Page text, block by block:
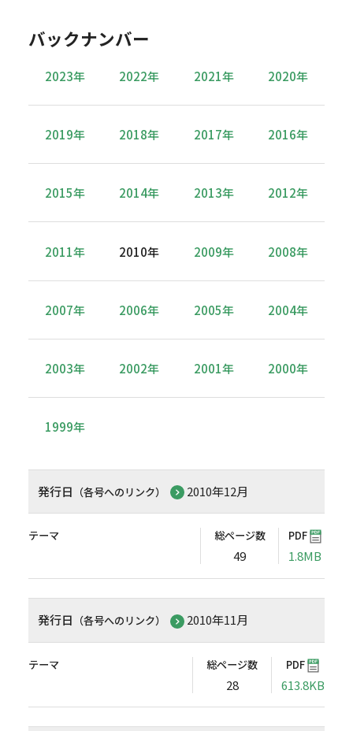
バックナンバー
2023年 2022年 2021年 2020年
2019年 2018年 2017年 2016年
2015年 2014年 2013年 2012年
2011年 2010年 2009年 2008年
2007年 2006年 2005年 2004年
2003年 2002年 2001年 2000年
1999年
発行日 （各号へのリンク） 2010年12月
テーマ 総ページ数
49
PDF
1.8MB
発行日 （各号へのリンク） 2010年11月
テーマ 総ページ数
28
PDF
613.8KB